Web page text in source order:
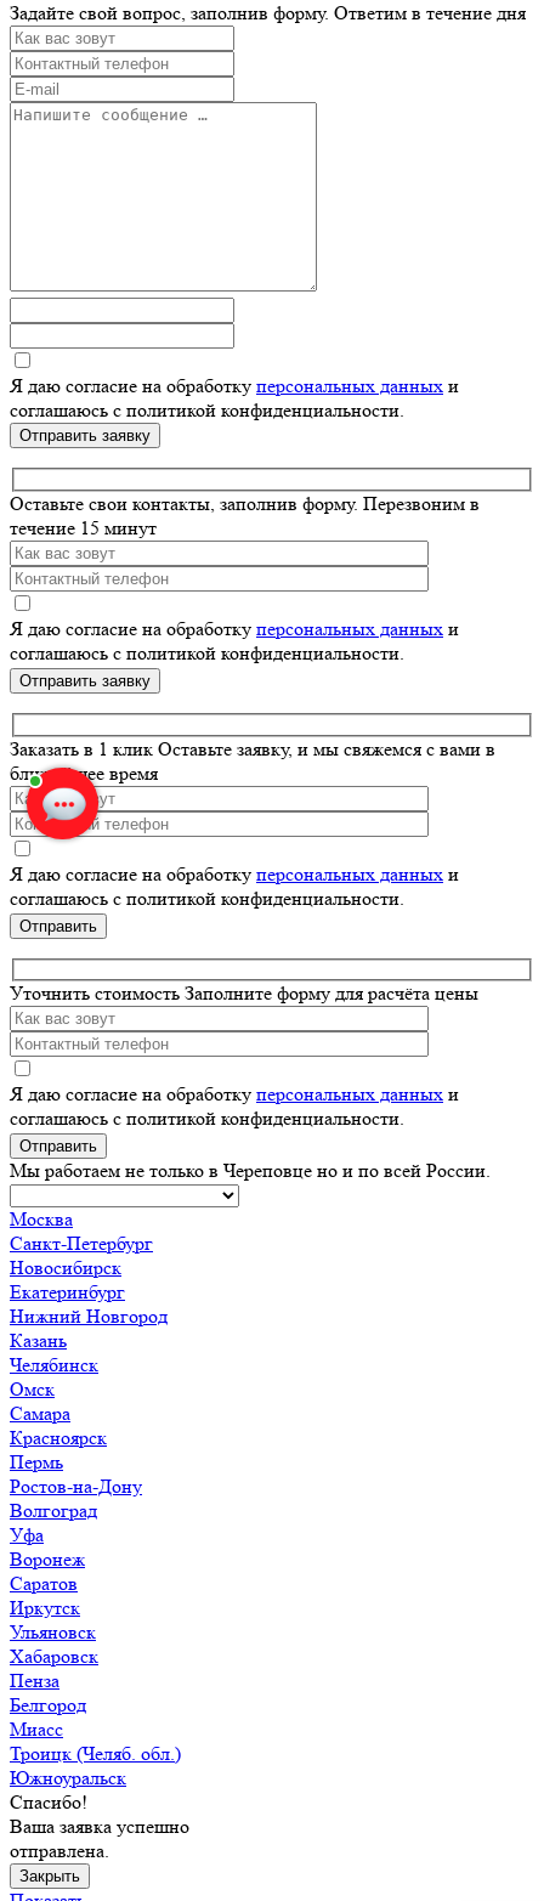
Задайте свой вопрос, заполнив форму. Ответим в течение дня
Я даю согласие на обработку персональных данных и
соглашаюсь с политикой конфиденциальности.
Отправить заявку
Оставьте свои контакты, заполнив форму. Перезвоним в
течение 15 минут
Я даю согласие на обработку персональных данных и
соглашаюсь с политикой конфиденциальности.
Оставьте
пустым.
Заказать в 1 клик Оставьте заявку, и мы свяжемся с вами в
ближайшее время
Я даю согласие на обработку персональных данных и
соглашаюсь с политикой конфиденциальности.
Оставьте
пустым.
Уточнить стоимость Заполните форму для расчёта цены
Я даю согласие на обработку персональных данных и
соглашаюсь с политикой конфиденциальности.
Оставьте
это
поле
пустым.
Мы работаем не только в Череповце но и по всей России.
Москва
Санкт-Петербург
Новосибирск
Екатеринбург
Нижний Новгород
Казань
Челябинск
Омск
Самара
Красноярск
Пермь
Ростов-на-Дону
Волгоград
Уфа
Воронеж
Саратов
Иркутск
Ульяновск
Хабаровск
Пенза
Белгород
Миасс
Троицк (Челяб. обл.)
Южноуральск
Спасибо!
Ваша заявка успешно
отправлена.
Закрыть